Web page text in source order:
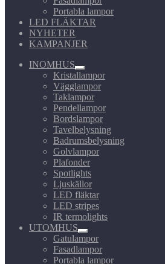
Portabla lampor
LED FLÄKTAR
NYHETER
KAMPANJER
INOMHUS
Expandera
undermeny
Kristallampor
Vägglampor
Taklampor
Pendellampor
Bordslampor
Tavelbelysning
Badrumsbelysning
Golvlampor
Plafonder
Spotlights
Ljuskällor
LED fläktar
LED stripes
IR termolights
UTOMHUS
Expandera
undermeny
Gatulampor
Fasadlampor
Portabla lampor